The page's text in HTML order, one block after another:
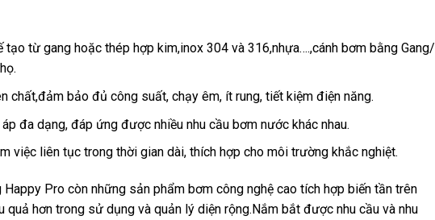
tạo từ gang hoặc thép hợp kim,inox 304 và 316,nhựa….,cánh bơm bằng Gang/
chất,đảm bảo đủ công suất, chạy êm, ít rung, tiết kiệm điện năng.
đa dạng, đáp ứng được nhiều nhu cầu bơm nước khác nhau.
việc liên tục trong thời gian dài, thích hợp cho môi trường khắc nghiệt.
Pro còn những sản phẩm bơm công nghệ cao tích hợp biến tần trên
hơn trong sử dụng và quản lý diện rộng.Nắm bắt được nhu cầu và nhu